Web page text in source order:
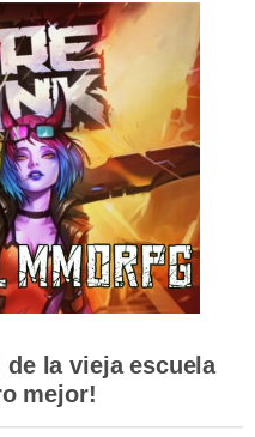
de la vieja escuela
mejor!